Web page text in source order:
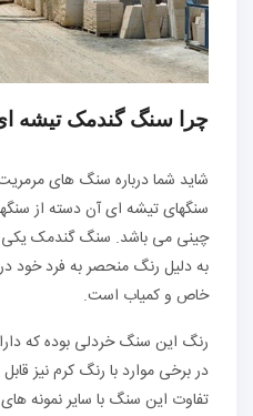
چرا سنگ گندمک تیشه
شاید شما درباره سنگ های
سنگهای تیشه ای آن دسته از
چینی می باشد. سنگ گندمک یکی
به دلیل رنگ منحصر به فرد خود
خاص و کمیاب است.
رنگ این سنگ خردلی بوده که
در برخی موارد با رنگ کرم نیز
تفاوت این سنگ با سایر نمونه